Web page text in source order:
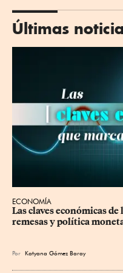
Últimas
ECONOMÍA
Las claves económicas
remesas y política
Por Katyana Gómez Baray